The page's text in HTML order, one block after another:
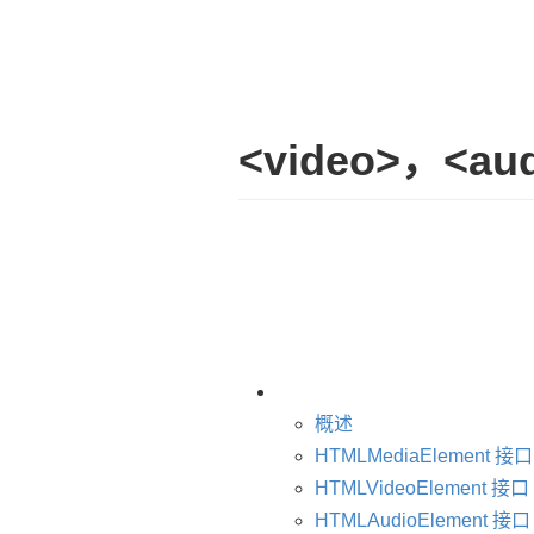
<video>，
概述
HTMLMediaElement 接口
HTMLVideoElement 接口
HTMLAudioElement 接口